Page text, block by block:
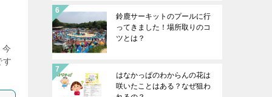
す
鈴鹿サーキットのプールに行
ってきました！場所取りのコ
ツとは？
はなかっぱのわからんの花は
咲いたことはある？なぜ狙わ